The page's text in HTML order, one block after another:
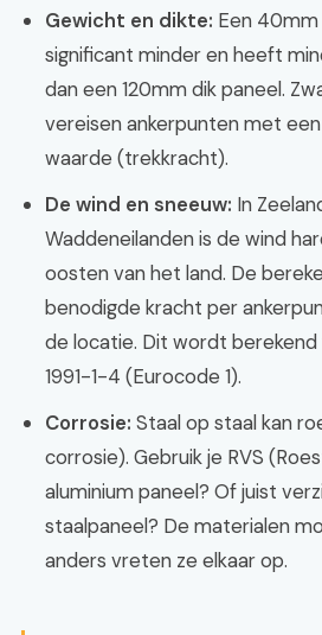
Gewicht en dikte: Een
significant minder en heeft
dan een 120mm dik paneel.
vereisen ankerpunten met
waarde (trekkracht).
De wind en sneeuw: In
Waddeneilanden is de wind
oosten van het land. De
benodigde kracht per
de locatie. Dit wordt berekend
1991-1-4 (Eurocode 1).
Corrosie: Staal op staal kan
corrosie). Gebruik je RVS
aluminium paneel? Of juist
staalpaneel? De materialen
anders vreten ze elkaar op.